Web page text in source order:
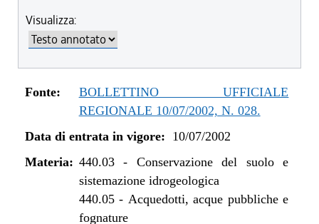
Visualizza:
Fonte:
BOLLETTINO UFFICIALE
REGIONALE 10/07/2002, N. 028.
Data di entrata in vigore: 10/07/2002
Materia: 440.03- Conservazione del suolo e
sistemazione idrogeologica
440.05- Acquedotti, acque pubbliche e
fognature